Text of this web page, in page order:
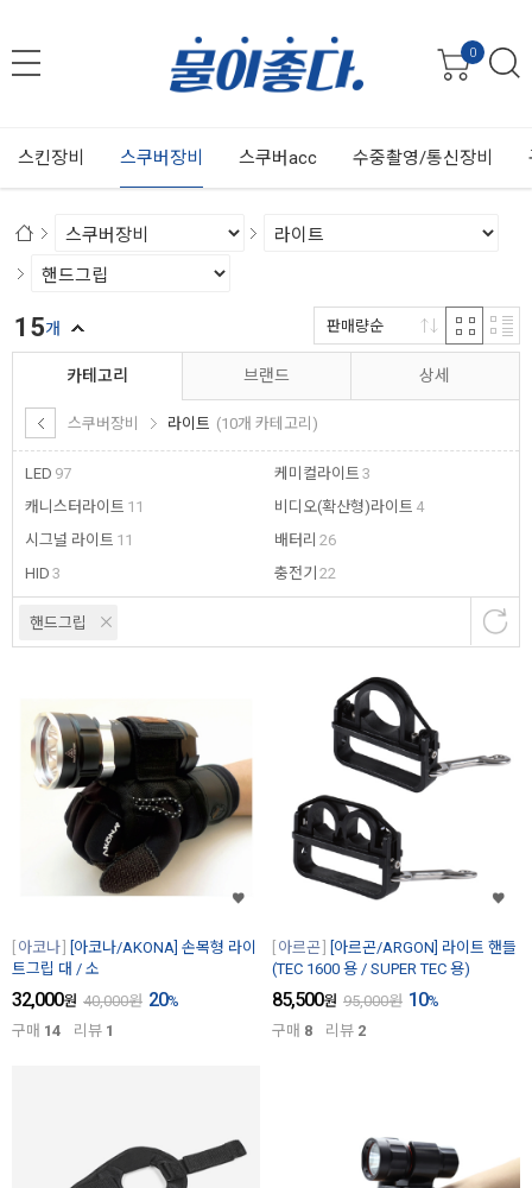
0
스킨장비 스쿠버장비 스쿠버acc 수중촬영/통신장비
카테고리
스쿠버장비 라이트 (10개 카테고리)
LED 97
캐니스터라이트 11
시그널 라이트 11
HID 3
케미컬라이트 3
비디오(확산형)라이트 4
배터리 26
충전기 22
브랜드 상세
핸드그립
15개 판매량순
아코나
[아코나/AKONA] 손목형 라이
트그립 대 / 소
32,000원 40,000원 20%
구매 14 리뷰 1
아르곤
[아르곤/ARGON] 라이트 핸들
(TEC 1600 용 / SUPER TEC 용)
85,500원 95,000원 10%
구매 8 리뷰 2